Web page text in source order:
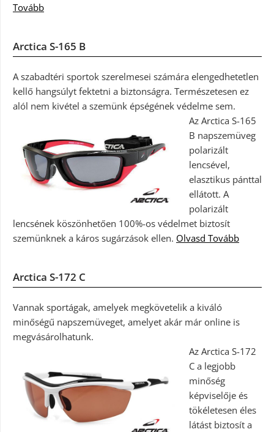
Tovább
Arctica S-165 B
A szabadtéri sportok szerelmesei számára elengedhetetlen
kellő hangsúlyt fektetni a biztonságra. Természetesen ez
alól nem kivétel a szemünk épségének védelme sem.
Az Arctica S-165
B napszemüveg
polarizált
lencsével,
elasztikus pánttal
ellátott. A
polarizált
lencsének köszönhetően 100%-os védelmet biztosít
szemünknek a káros sugárzások ellen. Olvasd Tovább
Arctica S-172 C
Vannak sportágak, amelyek megkövetelik a kiváló
minőségű napszemüveget, amelyet akár már online is
megvásárolhatunk.
Az Arctica S-172
C a legjobb
minőség
képviselője és
tökéletesen éles
látást biztosít a